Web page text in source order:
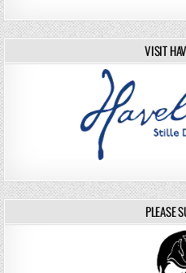
VISIT
PLEASE